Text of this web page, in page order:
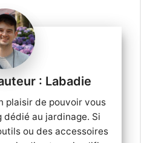
Labadie
plaisir de pouvoir vous
au jardinage. Si
ou des accessoires